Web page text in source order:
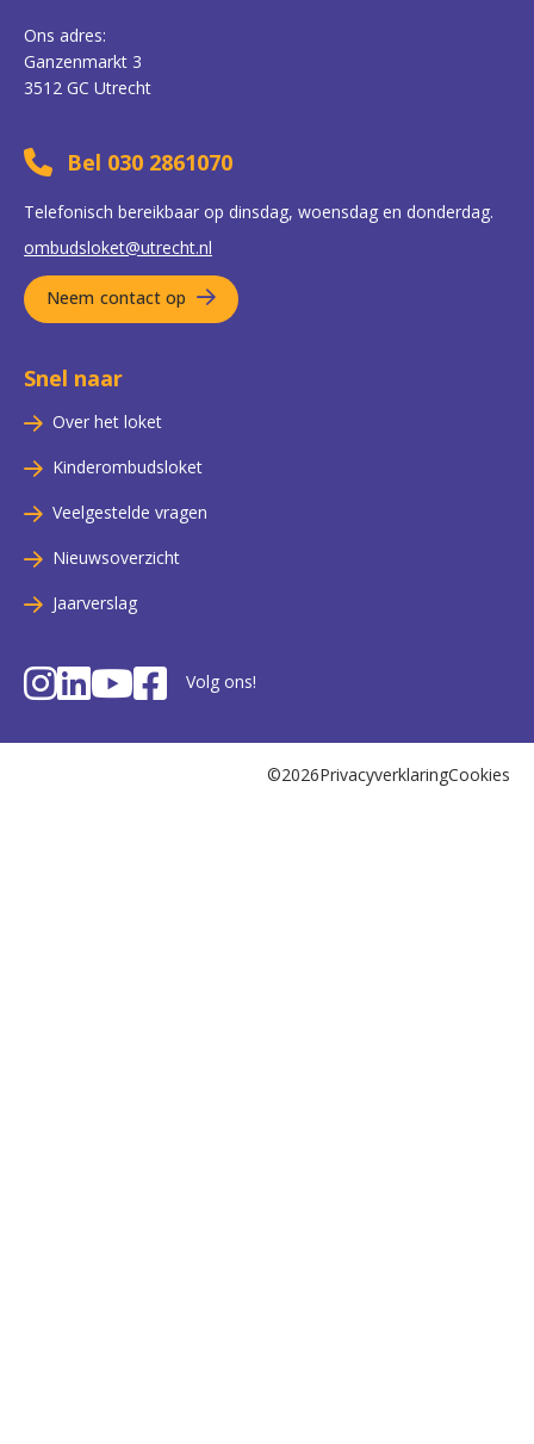
Ons adres:
Ganzenmarkt 3
3512 GC Utrecht
Bel 030 2861070
Telefonisch bereikbaar op dinsdag, woensdag en donderdag.
ombudsloket@utrecht.nl
Neem contact op
Snel naar
Over het loket
Kinderombudsloket
Veelgestelde vragen
Nieuwsoverzicht
Jaarverslag
Volg ons!
©2026PrivacyverklaringCookies